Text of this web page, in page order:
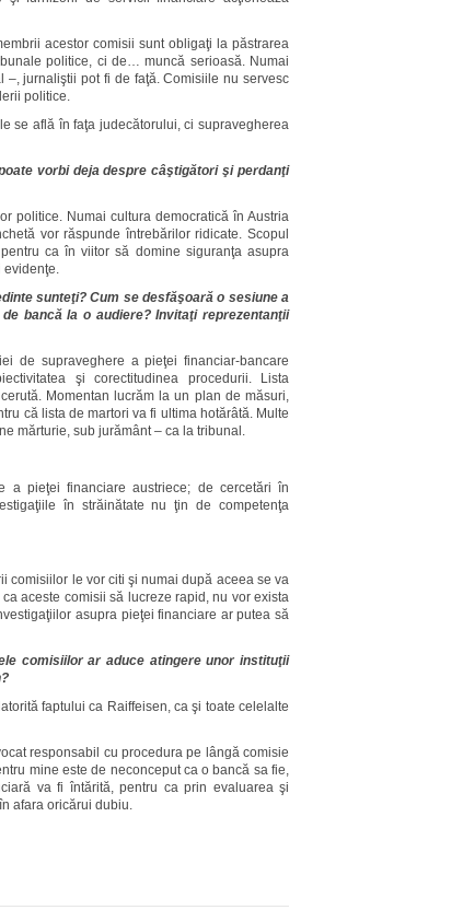
acestor comisii sunt obligaţi la păstrarea
politice, ci de… muncă serioasă. Numai
jurnaliştii pot fi de faţă. Comisiile nu servesc
politice.
se află în faţa judecătorului, ci supravegherea
vorbi deja despre câştigători şi perdanţi
politice. Numai cultura democratică în Austria
vor răspunde întrebărilor ridicate. Scopul
ca în viitor să domine siguranţa asupra
evidenţe.
sunteţi? Cum se desfăşoară o sesiune a
bancă la o audiere? Invitaţi reprezentanţii
de supraveghere a pieţei financiar-bancare
şi corectitudinea procedurii. Lista
Momentan lucrăm la un plan de măsuri,
că lista de martori va fi ultima hotărâtă. Multe
mărturie, sub jurământ – ca la tribunal.
a pieţei financiare austriece; de cercetări în
în străinătate nu ţin de competenţa
comisiilor le vor citi şi numai după aceea se va
aceste comisii să lucreze rapid, nu vor exista
asupra pieţei financiare ar putea să
comisiilor ar aduce atingere unor instituţii
faptului ca Raiffeisen, ca şi toate celelalte
responsabil cu procedura pe lângă comisie
mine este de neconceput ca o bancă sa fie,
va fi întărită, pentru ca prin evaluarea şi
afara oricărui dubiu.